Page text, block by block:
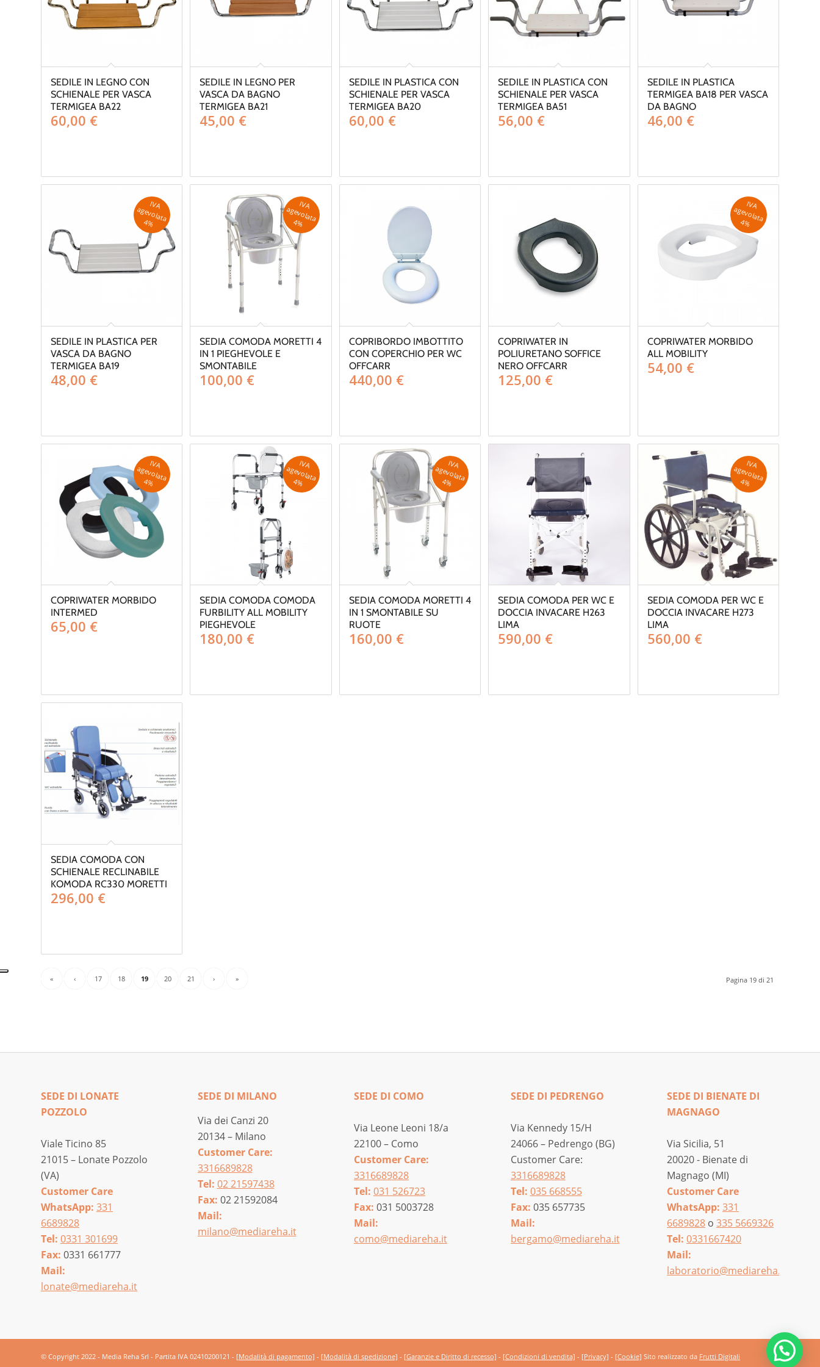
SEDILE IN LEGNO CON
SCHIENALE PER VASCA
TERMIGEA BA22
60,00 €
SEDILE IN LEGNO PER
VASCA DA BAGNO
TERMIGEA BA21
45,00 €
SEDILE IN PLASTICA CON
SCHIENALE PER VASCA
TERMIGEA BA20
60,00 €
SEDILE IN PLASTICA CON
SCHIENALE PER VASCA
TERMIGEA BA51
56,00 €
SEDILE IN PLASTICA
TERMIGEA BA18 PER VASCA
DA BAGNO
46,00 €
SEDILE IN PLASTICA PER
VASCA DA BAGNO
TERMIGEA BA19
48,00 €
IV
A
a
g
e
v
o
la
ta
4
%
SEDIA COMODA MORETTI 4
IN 1 PIEGHEVOLE E
SMONTABILE
100,00 €
IV
A
a
g
e
v
o
la
ta
4
%
COPRIBORDO IMBOTTITO
CON COPERCHIO PER WC
OFFCARR
440,00 €
COPRIWATER IN
POLIURETANO SOFFICE
NERO OFFCARR
125,00 €
COPRIWATER MORBIDO
ALL MOBILITY
54,00 €
IV
A
a
g
e
v
o
la
ta
4
%
COPRIWATER MORBIDO
INTERMED
65,00 €
IV
A
a
g
e
v
o
la
ta
4
%
SEDIA COMODA COMODA
FURBILITY ALL MOBILITY
PIEGHEVOLE
180,00 €
IV
A
a
g
e
v
o
la
ta
4
%
SEDIA COMODA MORETTI 4
IN 1 SMONTABILE SU
RUOTE
160,00 €
IV
A
a
g
e
v
o
la
ta
4
%
SEDIA COMODA PER WC E
DOCCIA INVACARE H263
LIMA
590,00 €
SEDIA COMODA PER WC E
DOCCIA INVACARE H273
LIMA
560,00 €
IV
A
a
g
e
v
o
la
ta
4
%
SEDIA COMODA CON
SCHIENALE RECLINABILE
KOMODA RC330 MORETTI
296,00 €
Pagina 19 di 21
« ‹ 17 18 19 20 21 › »
SEDE DI LONATE
POZZOLO
Viale Ticino 85
21015 – Lonate Pozzolo
(VA)
Customer Care
WhatsApp: 331
6689828
Tel: 0331 301699
Fax: 0331 661777
Mail:
lonate@mediareha.it
SEDE DI MILANO
Via dei Canzi 20
20134 – Milano
Customer Care:
3316689828
Tel: 02 21597438
Fax: 02 21592084
Mail:
milano@mediareha.it
SEDE DI COMO
Via Leone Leoni 18/a
22100 – Como
Customer Care:
3316689828
Tel: 031 526723
Fax: 031 5003728
Mail:
como@mediareha.it
SEDE DI PEDRENGO
Via Kennedy 15/H
24066 – Pedrengo (BG)
Customer Care:
3316689828
Tel: 035 668555
Fax: 035 657735
Mail:
bergamo@mediareha.it
SEDE DI BIENATE DI
MAGNAGO
Via Sicilia, 51
20020 - Bienate di
Magnago (MI)
Customer Care
WhatsApp: 331
6689828 o 335 5669326
Tel: 0331667420
Mail:
laboratorio@mediareha.it
© Copyright 2022 - Media Reha Srl - Partita IVA 02410200121 - [Modalità di pagamento] - [Modalità di spedizione] - [Garanzie e Diritto di recesso] - [Condizioni di vendita] - [Privacy] - [Cookie] Sito realizzato da Frutti Digitali